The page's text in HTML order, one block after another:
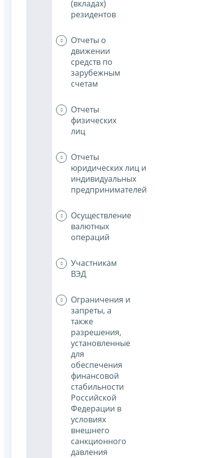
(вкладах)
резидентов
Отчеты о
движении
средств по
зарубежным
счетам
Отчеты
физических
лиц
Отчеты
юридических лиц и
индивидуальных
предпринимателей
Осуществление
валютных
операций
Участникам
ВЭД
Ограничения и
запреты, а
также
разрешения,
установленные
для
обеспечения
финансовой
стабильности
Российской
Федерации в
условиях
внешнего
санкционного
давления